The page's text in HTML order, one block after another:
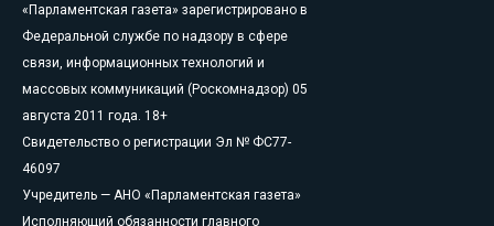
«Парламентская газета» зарегистрировано в
Федеральной службе по надзору в сфере
связи, информационных технологий и
массовых коммуникаций (Роскомнадзор) 05
августа 2011 года. 18+
Свидетельство о регистрации Эл № ФС77-
46097
Учредитель — АНО «Парламентская газета»
Исполняющий обязанности главного